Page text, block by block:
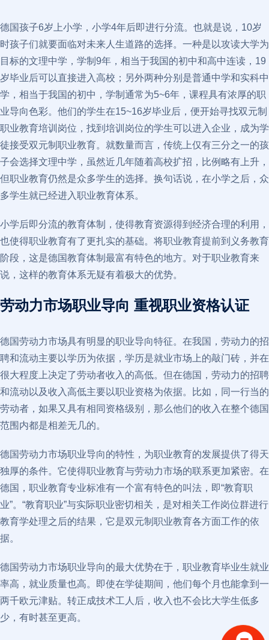
德国孩子6岁上小学，小学4年后即进行分流。也就是说，10岁
时孩子们就要面临对未来人生道路的选择。一种是以攻读大学为
目标的文理中学，学制9年，相当于我国的初中和高中连读，19
岁毕业后可以直接进入高校；另外两种分别是普通中学和实科中
学，相当于我国的初中，学制通常为5~6年，课程具有浓厚的职
业导向色彩。他们的学生在15~16岁毕业后，便开始寻找双元制
职业教育培训岗位，找到培训岗位的学生可以进入企业，成为学
徒接受双元制职业教育。就数量而言，传统上仅有三分之一的孩
子会选择文理中学，虽然近几年随着高校扩招，比例略有上升，
但职业教育仍然是众多学生的选择。换句话说，在小学之后，众
多学生就已经进入职业教育体系。
小学后即分流的教育体制，使得教育资源得到经济合理的利用，
也使得职业教育有了更扎实的基础。将职业教育提前到义务教育
阶段，这是德国教育体制最富有特色的地方。对于职业教育来
说，这样的教育体系无疑有着极大的优势。
劳动力市场职业导向 重视职业资格认证
德国劳动力市场具有明显的职业导向特征。在我国，劳动力的招
聘和流动主要以学历为依据，学历是就业市场上的敲门砖，并在
很大程度上决定了劳动者收入的高低。但在德国，劳动力的招聘
和流动以及收入高低主要以职业资格为依据。比如，同一行当的
劳动者，如果又具有相同资格级别，那么他们的收入在整个德国
范围内都是相差无几的。
德国劳动力市场职业导向的特性，为职业教育的发展提供了得天
独厚的条件。它使得职业教育与劳动力市场的联系更加紧密。在
德国，职业教育专业标准有一个富有特色的叫法，即“教育职
业”。“教育职业”与实际职业密切相关，是对相关工作岗位群进行
教育学处理之后的结果，它是双元制职业教育各方面工作的依
据。
德国劳动力市场职业导向的最大优势在于，职业教育毕业生就业
率高，就业质量也高。即使在学徒期间，他们每个月也能拿到一
两千欧元津贴。转正成技术工人后，收入也不会比大学生低多
少，有时甚至更高。